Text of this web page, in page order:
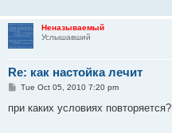
Неназываемый
Услышавший
Re: как настойка лечит
P
s
Tue Oct 05, 2010 7:20 pm
при каких условиях повторяется?